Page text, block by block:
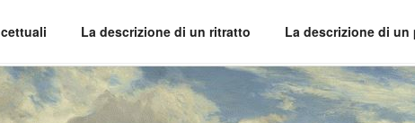
La descrizione di un ritratto La descrizione di un